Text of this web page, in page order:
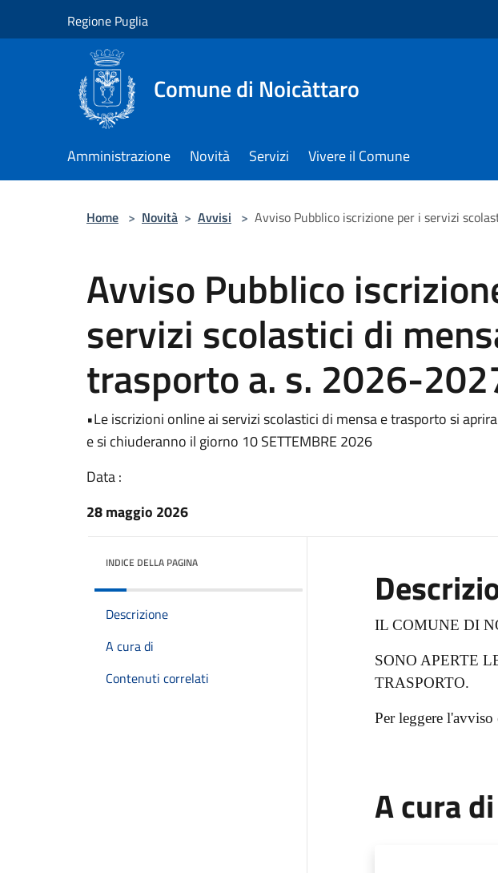
Regione Puglia
Comune di Noicàttaro
Amministrazione Novità Servizi Vivere il Comune
Home > Novità > Avvisi > Avviso Pubblico iscrizione per i servizi
Avviso Pubblico
servizi scolastici di
trasporto a. s. 2026-
•Le iscrizioni online ai servizi scolastici di mensa e trasporto si
e si chiuderanno il giorno 10 SETTEMBRE 2026
Data :
28 maggio 2026
INDICE DELLA PAGINA
Descrizione
A cura di
Contenuti correlati
IL COMUNE DI
SONO APERTE
TRASPORTO.
Per leggere
A cura di